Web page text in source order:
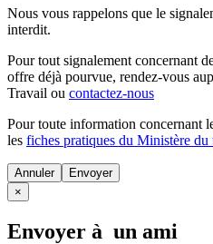
Nous vous rappelons que le
interdit.
Pour tout signalement concernant
offre déjà pourvue, rendez-vous
Travail ou contactez-nous
Pour toute information concernant
les fiches pratiques du Ministère du
Annuler
×
Envoyer à un ami